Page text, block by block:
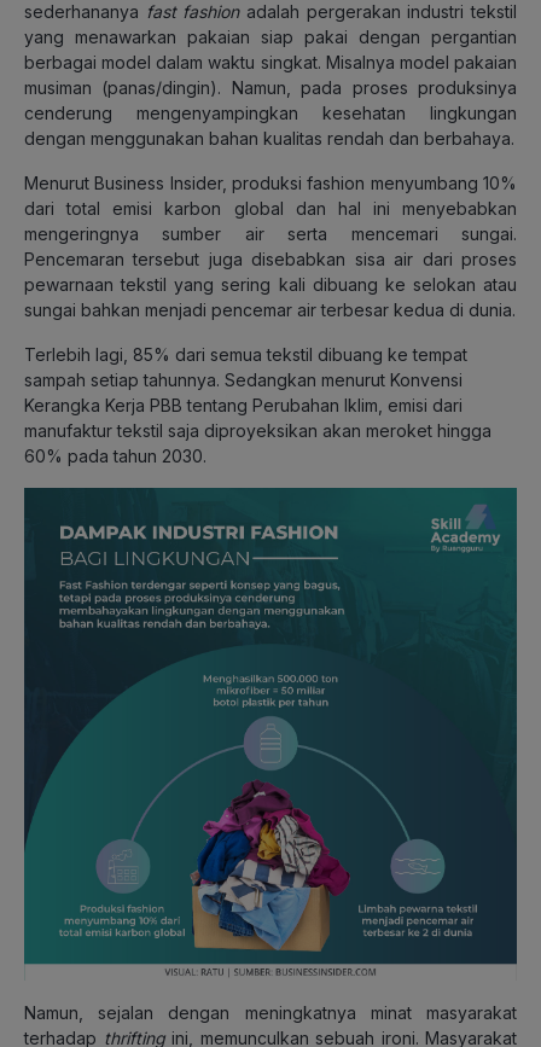
sederhananya fast fashionadalah pergerakan industri tekstil
yang menawarkan pakaian siap pakai dengan pergantian
berbagai model dalam waktu singkat. Misalnya model pakaian
musiman (panas/dingin). Namun, pada proses produksinya
cenderung mengenyampingkan kesehatan lingkungan
dengan menggunakan bahan kualitas rendah dan berbahaya.
Menurut Business Insider, produksi fashion menyumbang 10%
dari total emisi karbon global dan hal ini menyebabkan
mengeringnya sumber air serta mencemari sungai.
Pencemaran tersebut juga disebabkan sisa air dari proses
pewarnaan tekstil yang sering kali dibuang ke selokan atau
sungai bahkan menjadi pencemar air terbesar kedua di dunia.
Terlebih lagi, 85% dari semua tekstil dibuang ke tempat
sampah setiap tahunnya. Sedangkan menurut Konvensi
Kerangka Kerja PBB tentang Perubahan Iklim, emisi dari
manufaktur tekstil saja diproyeksikan akan meroket hingga
60% pada tahun 2030.
Namun, sejalan dengan meningkatnya minat masyarakat
terhadap thriftingini, memunculkan sebuah ironi. Masyarakat